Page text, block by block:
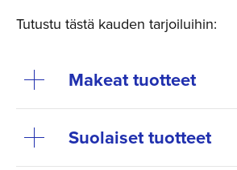
Tutustu tästä kauden tarjoiluihin:
Makeat tuotteet
Suolaiset tuotteet